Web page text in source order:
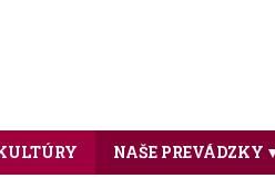
NAŠE PREVÁDZKY